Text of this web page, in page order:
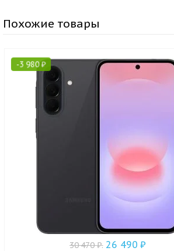
Похожие товары
-3 980₽
30 470₽. 26 490₽